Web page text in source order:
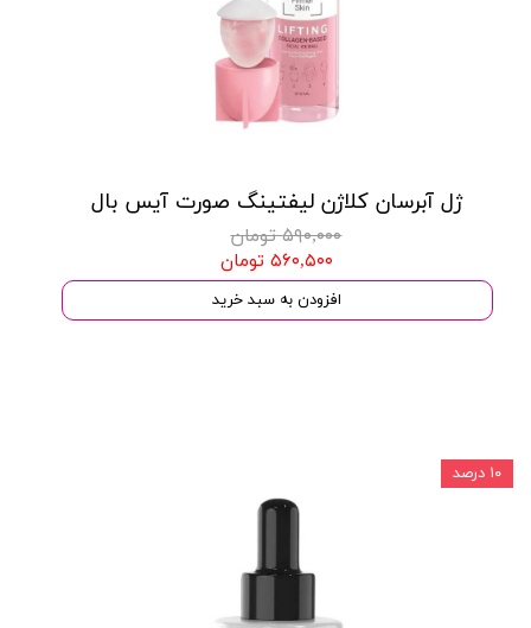
ژل آبرسان کلاژن لیفتینگ صورت آیس بال
۵۹۰,۰۰۰ تومان
۵۶۰,۵۰۰ تومان
افزودن به سبد خرید
۱۰ درصد